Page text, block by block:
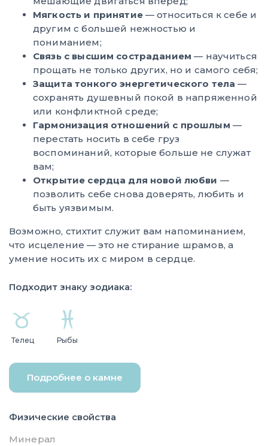
Мягкость и принятие— относиться к себе и
другим с большей нежностью и
пониманием;
Связь с высшим состраданием— научиться
прощать не только других, но и самого себя;
Защита тонкого энергетического тела —
сохранять душевный покой в напряженной
или конфликтной среде;
Гармонизация отношений с прошлым —
перестать носить в себе груз
воспоминаний, которые больше не служат
вам;
Открытие сердца для новой любви —
позволить себе снова доверять, любить и
быть уязвимым.
Возможно, стихтит служит вам напоминанием,
что исцеление — это не стирание шрамов, а
умение носить их с миром в сердце.
Подходит знаку зодиака:
Телец Рыбы
Подробнее о камне
Физические свойства
Минерал